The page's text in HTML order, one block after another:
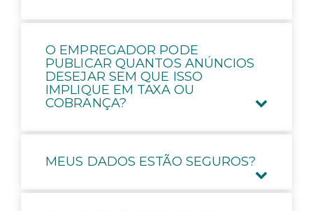
O EMPREGADOR PODE
PUBLICAR QUANTOS ANÚNCIOS
DESEJAR SEM QUE ISSO
IMPLIQUE EM TAXA OU
COBRANÇA?
MEUS DADOS ESTÃO SEGUROS?